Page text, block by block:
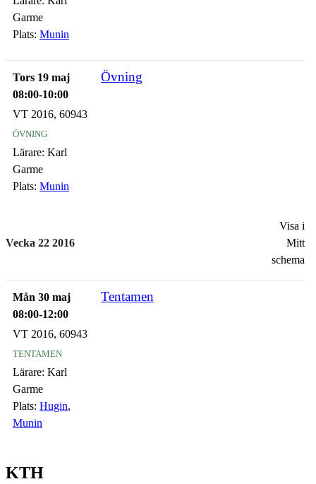
Garme
Plats: Munin
Tors 19 maj
08:00-10:00
Övning
VT 2016, 60943
övning
Lärare: Karl
Garme
Plats: Munin
Vecka 22 2016
Visa i
Mitt
schema
Mån 30 maj
08:00-12:00
Tentamen
VT 2016, 60943
tentamen
Lärare: Karl
Garme
Plats: Hugin,
Munin
KTH